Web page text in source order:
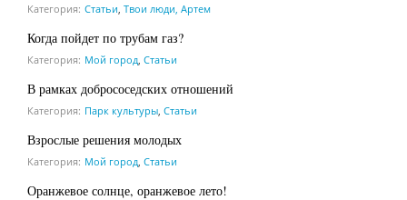
Категория: Статьи Твои люди, Артем
Когда пойдет по трубам газ?
Категория: Мой город Статьи
В рамках добрососедских отношений
Категория: Парк культуры Статьи
Взрослые решения молодых
Категория: Мой город Статьи
Оранжевое солнце, оранжевое лето!